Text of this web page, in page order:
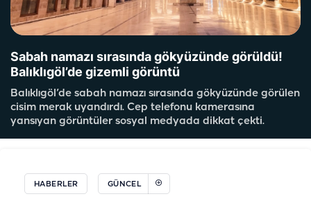
Sabah namazı sırasında gökyüzünde görüldü!
Balıklıgöl’de gizemli görüntü
Balıklıgöl’de sabah namazı sırasında gökyüzünde görülen
cisim merak uyandırdı. Cep telefonu kamerasına
yansıyan görüntüler sosyal medyada dikkat çekti.
HABERLER GÜNCEL